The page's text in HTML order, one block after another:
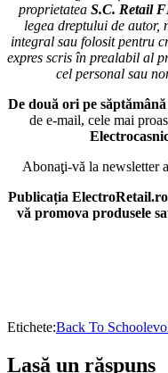
proprietatea S.C. Retail
legea dreptului de autor,
integral sau folosit pentru
expres scris în prealabil al
cel personal sau
De două ori pe săptămână
de e-mail, cele mai
Abonaţi-vă la newsletter
Publicația
vă promova produsele
Etichete:Back To School
Lasă un răspuns